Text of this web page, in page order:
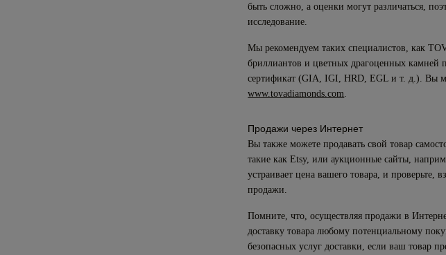
быть сложно, а оценки могут различаться,
исследование.
Мы рекомендуем таких специалистов, как
бриллиантов и цветных драгоценных камней
сертификат (GIA, IGI, HRD, EGL и т. д.). Вы
www.tovadiamonds.com
Продажи через Интернет
Вы также можете продавать свой товар
такие как Etsy, или аукционные сайты,
устраивает цена вашего товара, и проверьте,
продажи.
Помните, что, осуществляя продажи в
доставку товара любому потенциальному
безопасных услуг доставки, если ваш товар